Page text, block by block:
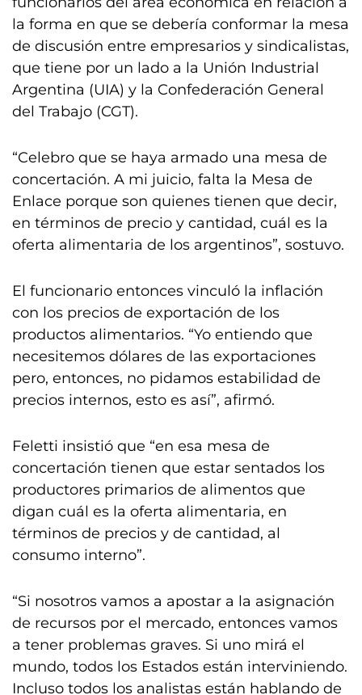
la forma en que se debería conformar la mesa
de discusión entre empresarios y sindicalistas,
que tiene por un lado a la Unión Industrial
Argentina (UIA) y la Confederación General
del Trabajo (CGT).
“Celebro que se haya armado una mesa de
concertación. A mi juicio, falta la Mesa de
Enlace porque son quienes tienen que decir,
en términos de precio y cantidad, cuál es la
oferta alimentaria de los argentinos”, sostuvo.
El funcionario entonces vinculó la inflación
con los precios de exportación de los
productos alimentarios. “Yo entiendo que
necesitemos dólares de las exportaciones
pero, entonces, no pidamos estabilidad de
precios internos, esto es así”, afirmó.
Feletti insistió que “en esa mesa de
concertación tienen que estar sentados los
productores primarios de alimentos que
digan cuál es la oferta alimentaria, en
términos de precios y de cantidad, al
consumo interno”.
“Si nosotros vamos a apostar a la asignación
de recursos por el mercado, entonces vamos
a tener problemas graves. Si uno mirá el
mundo, todos los Estados están interviniendo.
Incluso todos los analistas están hablando de